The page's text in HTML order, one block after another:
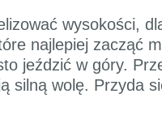
wysokości,
najlepiej zacząć
jeździć w góry.
silną wolę. Przyda